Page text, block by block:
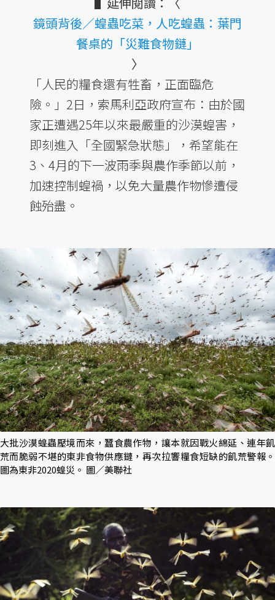
鏡頭背後／蝗蟲吃菜，人吃蝗蟲：葉門
餐桌的「災難食物鏈」
〉
「人民的糧食還有牲畜，正面臨危
險。」2日，索馬利亞政府宣布：由於國
家正遭遇25年以來最嚴重的沙漠蝗害，
即刻進入「全國緊急狀態」，希望能在
3、4月的下一波雨季與農作季節以前，
加速控制蝗禍，以免大量農作物慘遭侵
蝕殆盡。
大批沙漠蝗蟲壓境而來，蠶食農作物，讓本就因戰火綿延、連年飢
荒而脆弱不堪的東非食物供應鏈，再次拉響糧食短缺的飢荒警報。
圖為東非2020蝗災。 圖／美聯社